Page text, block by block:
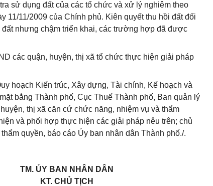
sử dụng đất của các tổ chức và xử lý nghiêm theo
11/11/2009 của Chính phủ. Kiên quyết thu hồi đất đối
nhưng chậm triển khai, các trường hợp đã được
các quận, huyện, thị xã tổ chức thực hiện giải pháp
hoạch Kiến trúc, Xây dựng, Tài chính, Kế hoạch và
bằng Thành phố, Cục Thuế Thành phố, Ban quản lý
thị xã căn cứ chức năng, nhiệm vụ và thẩm
và phối hợp thực hiện các giải pháp nêu trên; chủ
quyền, báo cáo Ủy ban nhân dân Thành phố./.
TM. ỦY BAN NHÂN DÂN
KT. CHỦ TỊCH